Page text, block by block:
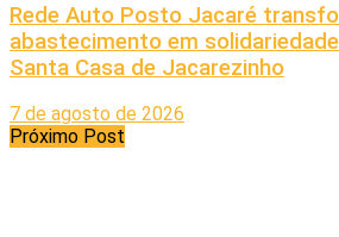
Rede Auto Posto Jacaré
abastecimento em
Santa Casa de Jacarezinho
7 de agosto de 2026
Próximo Post